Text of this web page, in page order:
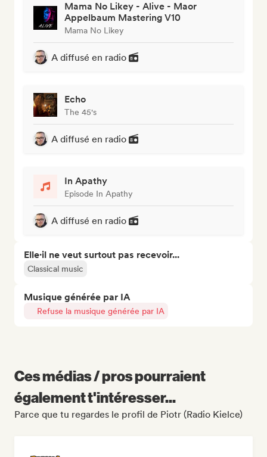
Mama No Likey - Alive - Maor
Appelbaum Mastering V10
Mama No Likey
A diffusé en radio
Echo
The 45's
A diffusé en radio
In Apathy
Episode In Apathy
A diffusé en radio
Elle·il ne veut surtout pas recevoir...
Classical music
Musique générée par IA
Refuse la musique générée par IA
Ces médias / pros pourraient
également t'intéresser...
Parce que tu regardes le profil de Piotr (Radio Kielce)